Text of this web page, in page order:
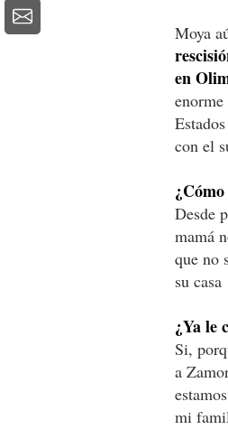
Moya
en
con el
Desde
mamá
que no
su casa
¿Ya le
Si,
a
mi